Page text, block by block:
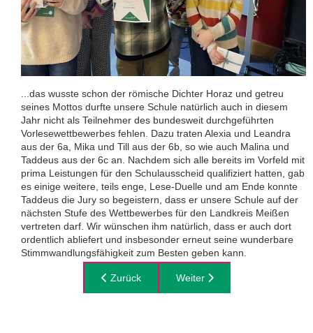
...das wusste schon der römische Dichter Horaz und getreu
seines Mottos durfte unsere Schule natürlich auch in diesem
Jahr nicht als Teilnehmer des bundesweit durchgeführten
Vorlesewettbewerbes fehlen. Dazu traten Alexia und Leandra
aus der 6a, Mika und Till aus der 6b, so wie auch Malina und
Taddeus aus der 6c an. Nachdem sich alle bereits im Vorfeld mit
prima Leistungen für den Schulausscheid qualifiziert hatten, gab
es einige weitere, teils enge, Lese-Duelle und am Ende konnte
Taddeus die Jury so begeistern, dass er unsere Schule auf der
nächsten Stufe des Wettbewerbes für den Landkreis Meißen
vertreten darf. Wir wünschen ihm natürlich, dass er auch dort
ordentlich abliefert und insbesonder erneut seine wunderbare
Stimmwandlungsfähigkeit zum Besten geben kann.
Vorheriger Beitrag: Hallo et Bonjour
Zurück Nächster Beitrag: ....es war
Weiter